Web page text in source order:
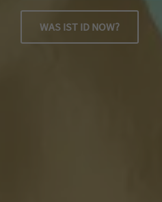
WAS IST ID NOW?